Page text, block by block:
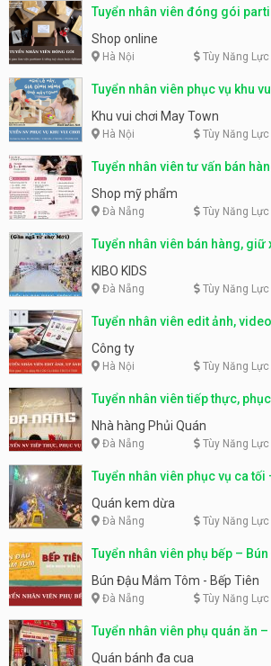
Tuyển nhân viên đóng gói
Shop online
Hà Nội Tùy Năng Lực
Tuyển nhân viên phục vụ khu
động
Khu vui chơi May Town
Hà Nội Tùy Năng Lực
Tuyển nhân viên tư vấn bán
Shop mỹ phẩm
Đà Nẵng Tùy Năng Lực
Tuyển nhân viên bán hàng, giữ
KIBO KIDS
Đà Nẵng Tùy Năng Lực
Tuyển nhân viên edit ảnh,
Công ty
Hà Nội Tùy Năng Lực
Tuyển nhân viên tiếp thực,
Nhà hàng Phủi Quán
Đà Nẵng Tùy Năng Lực
Tuyển nhân viên phục vụ ca
Quán kem dừa
Đà Nẵng Tùy Năng Lực
Tuyển nhân viên phụ bếp –
Tiên
Bún Đậu Mắm Tôm - Bếp Tiên
Đà Nẵng Tùy Năng Lực
Tuyển nhân viên phụ quán ăn
Quán bánh đa cua